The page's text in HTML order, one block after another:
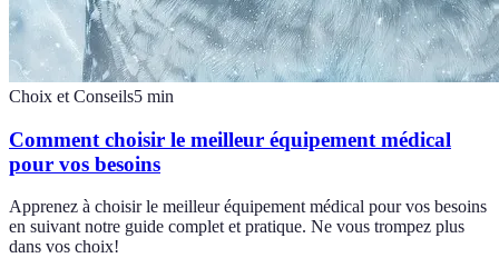
Choix et Conseils5 min
Comment choisir le meilleur équipement médical
pour vos besoins
Apprenez à choisir le meilleur équipement médical pour vos besoins
en suivant notre guide complet et pratique. Ne vous trompez plus
dans vos choix!